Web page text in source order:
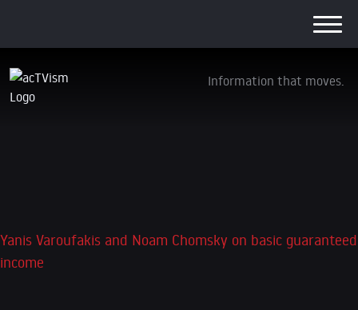
Information that moves.
Yanis Varoufakis and Noam Chomsky on
Yanis Varoufakis and Noam Chomsky on basic guaranteed
income